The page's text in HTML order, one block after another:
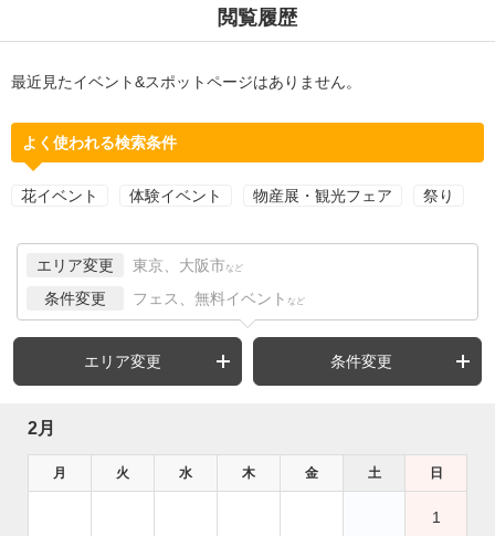
閲覧履歴
最近見たイベント&スポットページはありません。
よく使われる検索条件
花イベント 体験イベント 物産展・観光フェア 祭り
エリア変更 東京、大阪市 など
条件変更 フェス、無料イベント など
エリア変更 条件変更
2月
月 火 水 木 金 土 日
1